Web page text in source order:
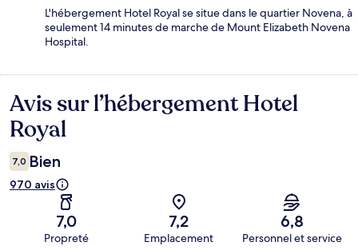
L'hébergement Hotel Royal se situe dans le quartier Novena, à
seulement 14 minutes de marche de Mount Elizabeth Novena
Hospital.
Avis
Avis sur l’hébergement Hotel
Royal
7,0 Bien
970 avis
7,0
Propreté
7,2
Emplacement
6,8
Personnel et service